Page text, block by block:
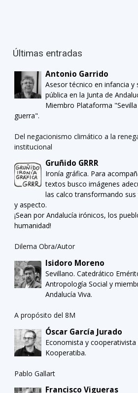
Últimas entradas
Antonio Garrido
Asesor técnico en infancia y
pública en la Junta de
Miembro Plataforma
guerra".
Del negacionismo climático a la
institucional
Gruñido GRRR
Ironía gráfica. Para
textos busco imágenes
las calco transformando
y aspecto.
¡Sean por Andalucía irónicos, los
humanidad!
Dilema Obra/Autor
Isidoro Moreno
Sevillano. Catedrático
Antropología Social y
Andalucía Viva.
A propósito del 8M
Óscar García Jurado
Economista y cooperativista
Kooperatiba.
Pablo Gallart
Francisco Vigueras